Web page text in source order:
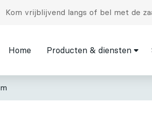
Kom vrijblijvend langs of bel met de
Home Producten & diensten